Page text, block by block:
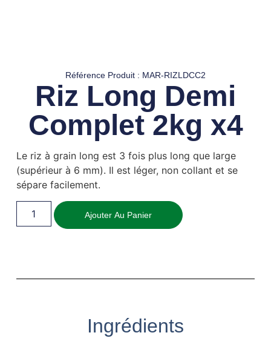
Référence Produit : MAR-RIZLDCC2
Riz Long Demi
Complet 2kg x4
Le riz à grain long est 3 fois plus long que large
(supérieur à 6 mm). Il est léger, non collant et se
sépare facilement.
Ajouter Au Panier
Ingrédients